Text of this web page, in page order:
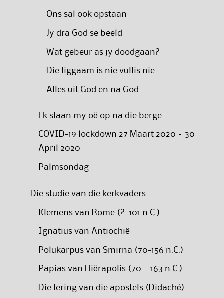
Ons sal ook opstaan
Jy dra God se beeld
Wat gebeur as jy doodgaan?
Die liggaam is nie vullis nie
Alles uit God en na God
Ek slaan my oë op na die berge…
COVID-19 lockdown 27 Maart 2020 – 30
April 2020
Palmsondag
Die studie van die kerkvaders
Klemens van Rome (?-101 n.C.)
Ignatius van Antiochië
Polukarpus van Smirna (70-156 n.C.)
Papias van Hiërapolis (70 – 163 n.C.)
Die lering van die apostels (Didaché)